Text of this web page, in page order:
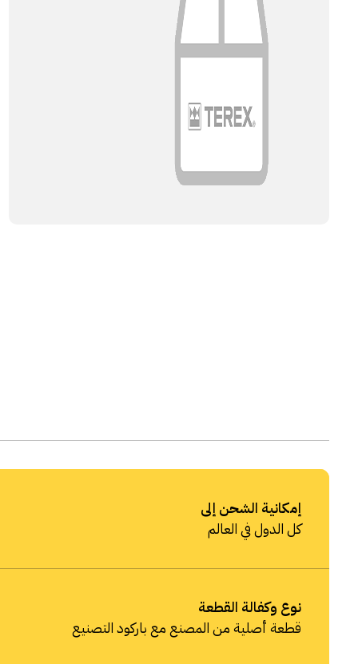
إمكانية الشحن إلى
كل الدول في العالم
نوع وكفالة القطعة
قطعة أصلية من المصنع مع باركود التصنيع